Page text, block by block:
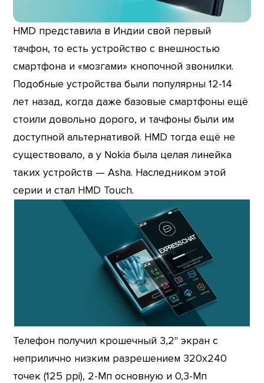
HMD представила в Индии свой первый
тачфон, то есть устройство с внешностью
смартфона и «мозгами» кнопочной звонилки.
Подобные устройства были популярны 12-14
лет назад, когда даже базовые смартфоны ещё
стоили довольно дорого, и тачфоны были им
доступной альтернативой. HMD тогда ещё не
существовало, а у Nokia была целая линейка
таких устройств — Asha. Наследником этой
серии и стал HMD Touch.
Телефон получил крошечный 3,2" экран с
неприлично низким разрешением 320х240
точек (125 ppi), 2-Мп основную и 0,3-Мп